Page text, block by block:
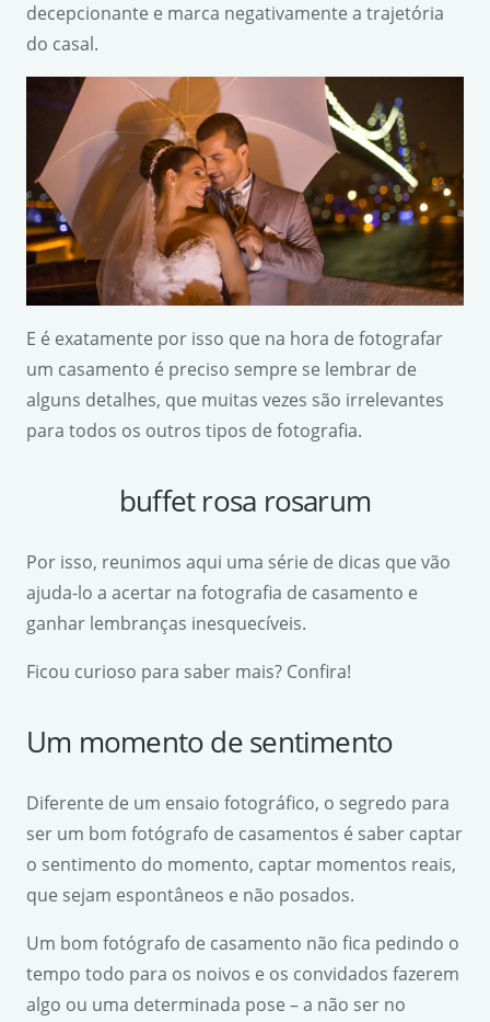
decepcionante e marca negativamente a trajetória
do casal.
E é exatamente por isso que na hora de fotografar
um casamento é preciso sempre se lembrar de
alguns detalhes, que muitas vezes são irrelevantes
para todos os outros tipos de fotografia.
buffet rosa rosarum
Por isso, reunimos aqui uma série de dicas que vão
ajuda-lo a acertar na fotografia de casamento e
ganhar lembranças inesquecíveis.
Ficou curioso para saber mais? Confira!
Um momento de sentimento
Diferente de um ensaio fotográfico, o segredo para
ser um bom fotógrafo de casamentos é saber captar
o sentimento do momento, captar momentos reais,
que sejam espontâneos e não posados.
Um bom fotógrafo de casamento não fica pedindo o
tempo todo para os noivos e os convidados fazerem
algo ou uma determinada pose – a não ser no